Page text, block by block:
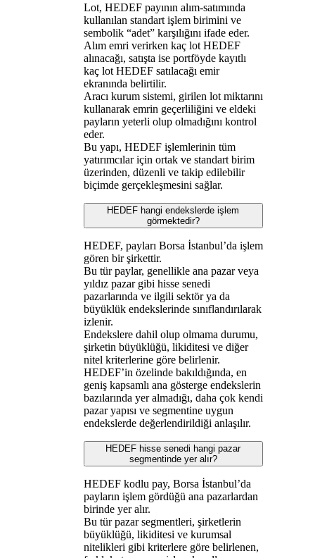
Lot, HEDEF payının alım-satımında
kullanılan standart işlem birimini ve
sembolik “adet” karşılığını ifade eder.
Alım emri verirken kaç lot HEDEF
alınacağı, satışta ise portföyde kayıtlı
kaç lot HEDEF satılacağı emir
ekranında belirtilir.
Aracı kurum sistemi, girilen lot miktarını
kullanarak emrin geçerliliğini ve eldeki
payların yeterli olup olmadığını kontrol
eder.
Bu yapı, HEDEF işlemlerinin tüm
yatırımcılar için ortak ve standart birim
üzerinden, düzenli ve takip edilebilir
biçimde gerçekleşmesini sağlar.
HEDEF hangi endekslerde işlem
görmektedir?
HEDEF, payları Borsa İstanbul’da işlem
gören bir şirkettir.
Bu tür paylar, genellikle ana pazar veya
yıldız pazar gibi hisse senedi
pazarlarında ve ilgili sektör ya da
büyüklük endekslerinde sınıflandırılarak
izlenir.
Endekslere dahil olup olmama durumu,
şirketin büyüklüğü, likiditesi ve diğer
nitel kriterlerine göre belirlenir.
HEDEF’in özelinde bakıldığında, en
geniş kapsamlı ana gösterge endekslerin
bazılarında yer almadığı, daha çok kendi
pazar yapısı ve segmentine uygun
endekslerde değerlendirildiği anlaşılır.
HEDEF hisse senedi hangi pazar
segmentinde yer alır?
HEDEF kodlu pay, Borsa İstanbul’da
payların işlem gördüğü ana pazarlardan
birinde yer alır.
Bu tür pazar segmentleri, şirketlerin
büyüklüğü, likiditesi ve kurumsal
nitelikleri gibi kriterlere göre belirlenen,